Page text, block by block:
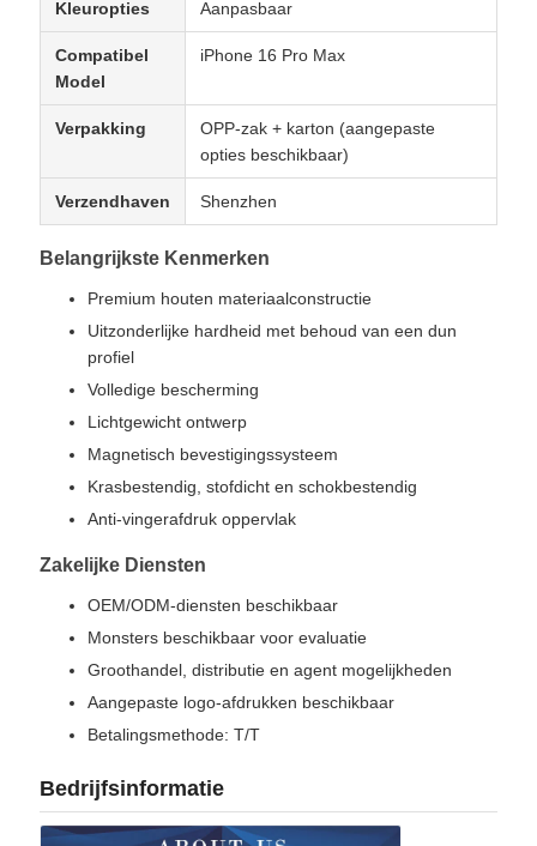
Kleuropties Aanpasbaar
Compatibel
Model
iPhone 16 Pro Max
Verpakking
OPP-zak + karton (aangepaste
opties beschikbaar)
Verzendhaven Shenzhen
Belangrijkste Kenmerken
Premium houten materiaalconstructie
Uitzonderlijke hardheid met behoud van een dun
profiel
Volledige bescherming
Lichtgewicht ontwerp
Magnetisch bevestigingssysteem
Krasbestendig, stofdicht en schokbestendig
Anti-vingerafdruk oppervlak
Zakelijke Diensten
OEM/ODM-diensten beschikbaar
Monsters beschikbaar voor evaluatie
Groothandel, distributie en agent mogelijkheden
Aangepaste logo-afdrukken beschikbaar
Betalingsmethode: T/T
Bedrijfsinformatie